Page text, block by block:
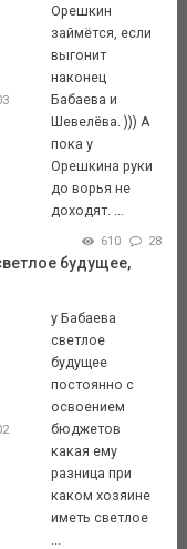
Орешкин
займётся, если
выгонит
наконец
Бабаева и
Шевелёва. ))) А
пока у
Орешкина руки
до ворья не
доходят. ...
610 28
будущее,
у Бабаева
светлое
будущее
постоянно с
освоением
бюджетов
какая ему
разница при
каком хозяине
иметь светлое